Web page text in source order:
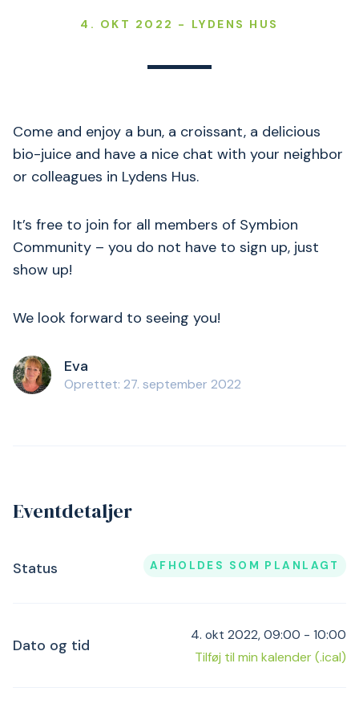
4. OKT 2022 - LYDENS HUS
Come and enjoy a bun, a croissant, a delicious
bio-juice and have a nice chat with your neighbor
or colleagues in Lydens Hus.
It’s free to join for all members of Symbion
Community – you do not have to sign up, just
show up!
We look forward to seeing you!
Eva
Oprettet: 27. september 2022
Eventdetaljer
Status AFHOLDES SOM PLANLAGT
Dato og tid
4. okt 2022, 09:00 - 10:00
Tilføj til min kalender (.ical)